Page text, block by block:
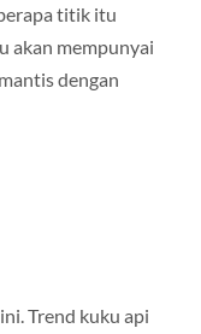
titik itu
akan mempunyai
dengan
Trend kuku api